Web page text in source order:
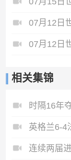
相关集锦